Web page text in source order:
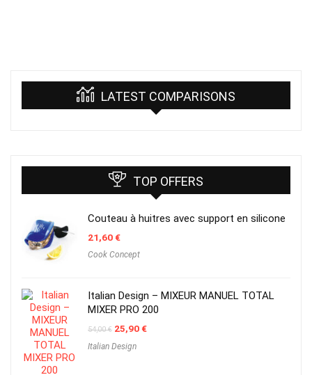
LATEST COMPARISONS
TOP OFFERS
Couteau à huitres avec support en silicone
21,60€
Cook Concept
Italian Design – MIXEUR MANUEL TOTAL
MIXER PRO 200
54,00€ Original
was:
25,90€Current
Italian Design